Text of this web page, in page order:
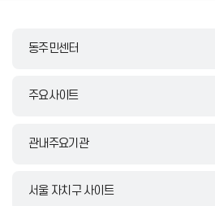
동주민센터
주요사이트
관내주요기관
서울 자치구 사이트